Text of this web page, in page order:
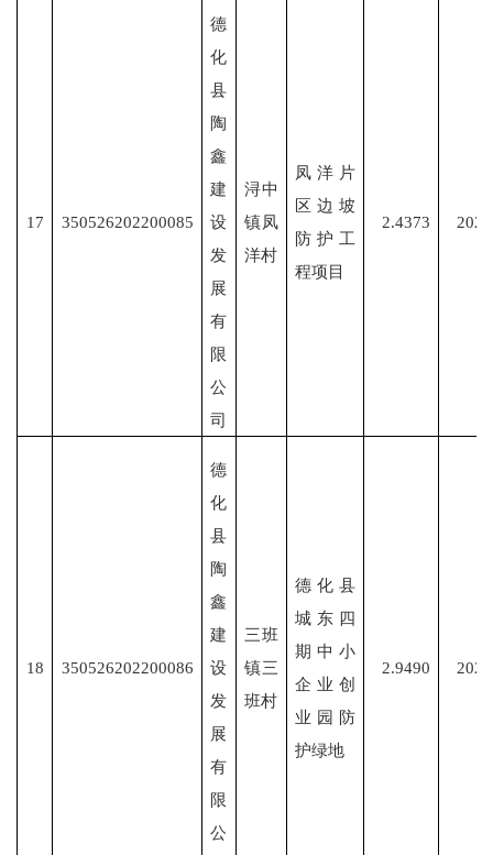
17 350526202200085
德
化
县
陶
鑫
建
设
发
展
有
限
公
司
浔中
镇凤
洋村
凤洋片
区边坡
防护工
程项目
2.4373
18 350526202200086
德
化
县
陶
鑫
建
设
发
展
有
限
公
三班
镇三
班村
德化县
城东四
期中小
企业创
业园防
护绿地
2.9490